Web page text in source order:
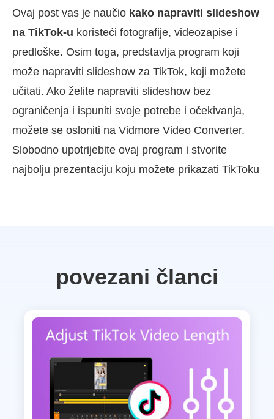
Ovaj post vas je naučio kako napraviti slideshow
na TikTok-u koristeći fotografije, videozapise i
predloške. Osim toga, predstavlja program koji
može napraviti slideshow za TikTok, koji možete
učitati. Ako želite napraviti slideshow bez
ograničenja i ispuniti svoje potrebe i očekivanja,
možete se osloniti na Vidmore Video Converter.
Slobodno upotrijebite ovaj program i stvorite
najbolju prezentaciju koju možete prikazati TikToku
povezani članci